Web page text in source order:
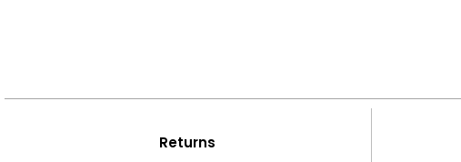
Returns